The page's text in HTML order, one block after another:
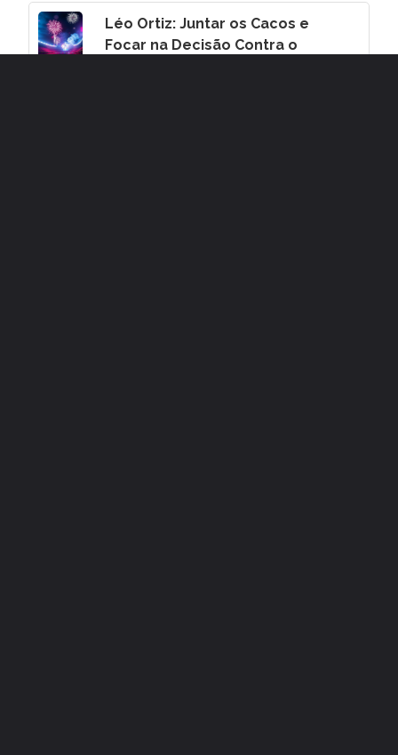
Léo Ortiz: Juntar os Cacos e
Focar na Decisão Contra o